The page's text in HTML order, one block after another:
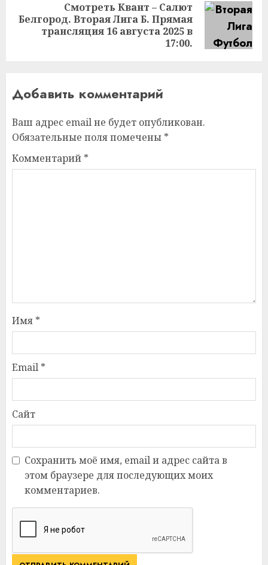
Следующая
запись:
Смотреть Квант – Салют
Белгород. Вторая Лига Б. Прямая
трансляция 16 августа 2025 в
17:00.
Добавить комментарий
Ваш адрес email не будет опубликован.
Обязательные поля помечены *
Комментарий *
Имя *
Email *
Сайт
Сохранить моё имя, email и адрес сайта в
этом браузере для последующих моих
комментариев.